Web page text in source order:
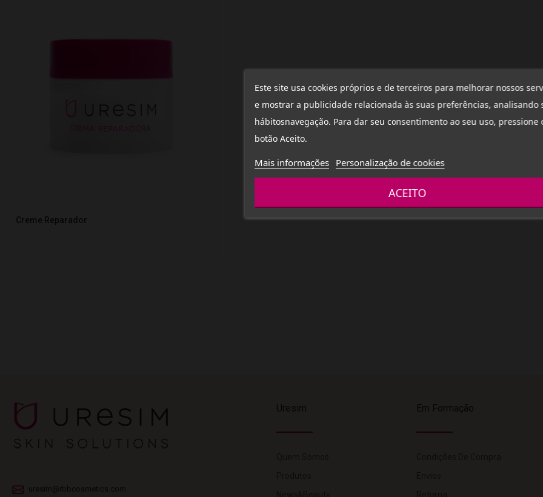
Creme Reparador
uresim@rbbcosmetics.com
Este site usa cookies próprios e de terceiros para melhorar nossos
e mostrar a publicidade relacionada às suas preferências, analisando
hábitosnavegação. Para dar seu consentimento ao seu uso, pressione
botão Aceito.
Mais informações Personalização de cookies
ACEITO
Uresim Em Formação